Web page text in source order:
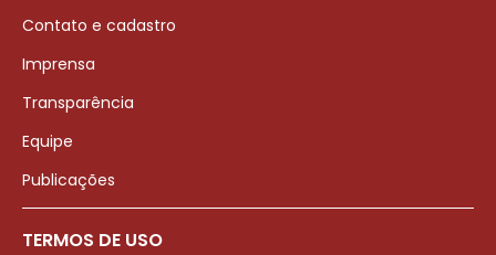
Contato e cadastro
Imprensa
Transparência
Equipe
Publicações
TERMOS DE USO